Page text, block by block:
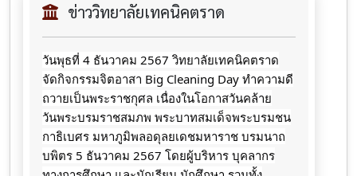
ข่าววิทยาลัยเทคนิคตราด
วันพุธที่ 4 ธันวาคม 2567 วิทยาลัยเทคนิคตราด
จัดกิจกรรมจิตอาสา Big Cleaning Day ทำความดี
ถวายเป็นพระราชกุศล เนื่องในโอกาสวันคล้าย
วันพระบรมราชสมภพ พระบาทสมเด็จพระบรมชน
กาธิเบศร มหาภูมิพลอดุลยเดชมหาราช บรมนาถ
บพิตร 5 ธันวาคม 2567 โดยผู้บริหาร บุคลากร